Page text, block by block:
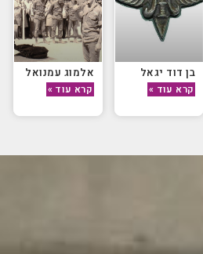
בן דוד יגאל
קרא עוד »
אלמוג עמנואל
קרא עוד »